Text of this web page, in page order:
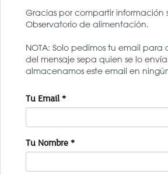
Gracias por compartir información
Observatorio de alimentación.
NOTA: Solo pedimos tu email
del mensaje sepa quien se lo
almacenamos este email en
Tu Email *
Tu Nombre *